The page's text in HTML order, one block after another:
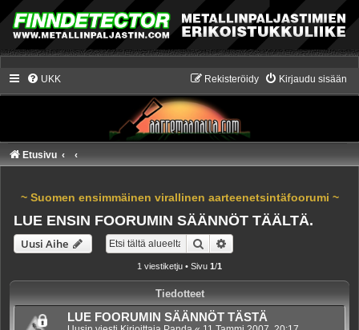
UKK Kirjaudu sisään
Rekisteröidy
Etusivu
~ Suomen ensimmäinen virallinen aarteenetsintäfoorumi ~
LUE ENSIN FOORUMIN SÄÄNNÖT TÄÄLTÄ.
Uusi Aihe Etsi
1 viestiketju • Sivu 1/1
Tiedotteet
LUE FOORUMIN SÄÄNNÖT TÄSTÄ